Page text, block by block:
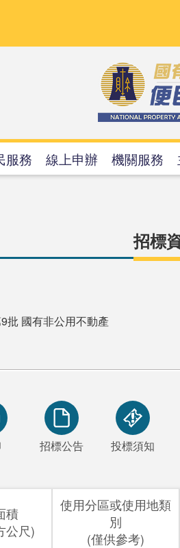
服務 線上申辦 機關服務
招標
批 國有非公用不動產
招標公告 投標須知
積
公尺)
使用分區或使用地類
別
(僅供參考)